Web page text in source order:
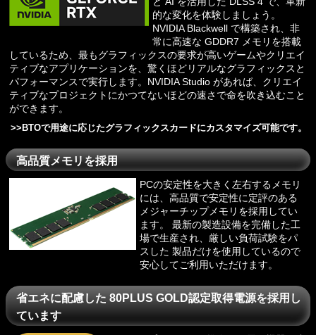
的な変化を体験しましょう。
NVIDIA Blackwell で構築され、非
常に高速な GDDR7 メモリを搭載
しているため、最もグラフィックスの要求が高いゲームやクリエイ
ティブなアプリケーションを、驚くほどリアルなグラフィックスと
パフォーマンスで実行します。NVIDIA Studio があれば、クリエイ
ティブなプロジェクトにかつてないほどの速さで命を吹き込むこと
ができます。
>> BTOで用途に応じたグラフィックスカードにカスタマイズ可能です。
高品質メモリを採用
PCの安定性を大きく左右するメモリ
には、高品質で安定性に定評のある
メジャーチップメモリを採用してい
ます。 最新の製造設備を完備した工
場で生産され、厳しい負荷試験をパ
スした 製品だけを使用しているので
安心してご利用いただけます。
省エネに配慮した 80PLUS GOLD認定取得電源を採用し
ています